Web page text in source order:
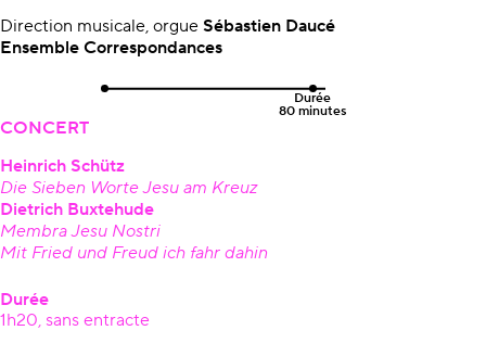
Direction musicale, orgue Sébastien Daucé
Ensemble Correspondances
Durée
80 minutes
CONCERT
Heinrich Schütz
Die Sieben Worte Jesu am Kreuz
Dietrich Buxtehude
Membra Jesu Nostri
Mit Fried und Freud ich fahr dahin
Durée
1h20, sans entracte